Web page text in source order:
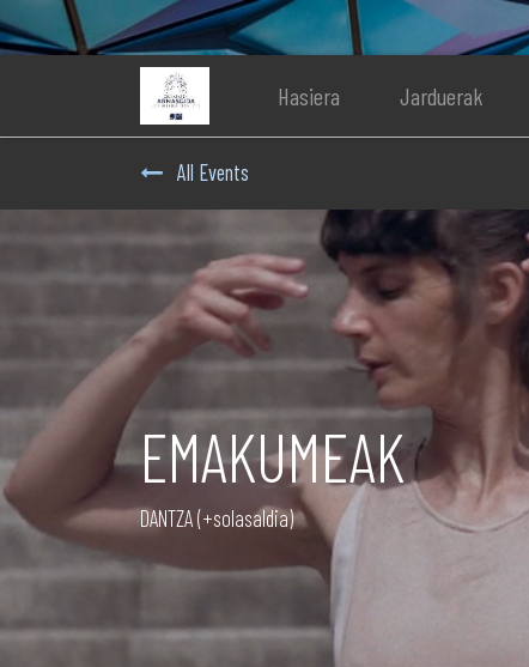
Hasiera Jarduerak
All Events
EMAKUMEAK
DANTZA (+solasaldia)